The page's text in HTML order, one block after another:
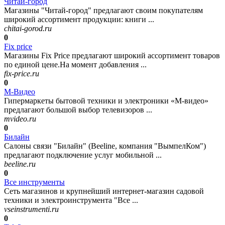
Магазины "Читай-город" предлагают своим покупателям
широкий ассортимент продукции: книги ...
chitai-gorod.ru
0
Fix price
Магазины Fix Price предлагают широкий ассортимент товаров
по единой цене.На момент добавления ...
fix-price.ru
0
М-Видео
Гипермаркеты бытовой техники и электроники «М-видео»
предлагают большой выбор телевизоров ...
mvideo.ru
0
Билайн
Салоны связи "Билайн" (Beeline, компания "ВымпелКом")
предлагают подключение услуг мобильной ...
beeline.ru
0
Все инструменты
Сеть магазинов и крупнейший интернет-магазин садовой
техники и электроинструмента "Все ...
vseinstrumenti.ru
0